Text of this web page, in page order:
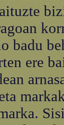
badu
ere